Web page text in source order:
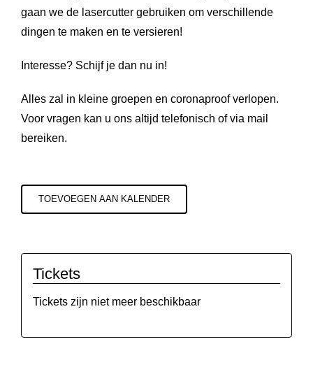
gaan we de lasercutter gebruiken om verschillende
dingen te maken en te versieren!
Interesse? Schijf je dan nu in!
Alles zal in kleine groepen en coronaproof verlopen.
Voor vragen kan u ons altijd telefonisch of via mail
bereiken.
TOEVOEGEN AAN KALENDER
Tickets
Tickets zijn niet meer beschikbaar